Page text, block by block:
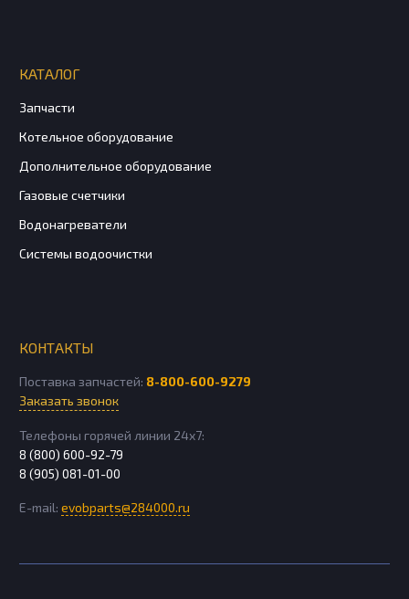
КАТАЛОГ
Запчасти
Котельное оборудование
Дополнительное оборудование
Газовые счетчики
Водонагреватели
Системы водоочистки
КОНТАКТЫ
Поставка запчастей: 8-800-600-9279
Заказать звонок
Телефоны горячей линии 24х7:
8 (800) 600-92-79
8 (905) 081-01-00
E-mail: evobparts@284000.ru